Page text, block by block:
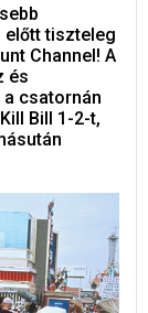
előtt tiszteleg
Channel! A
és
csatornán
Bill 1-2-t,